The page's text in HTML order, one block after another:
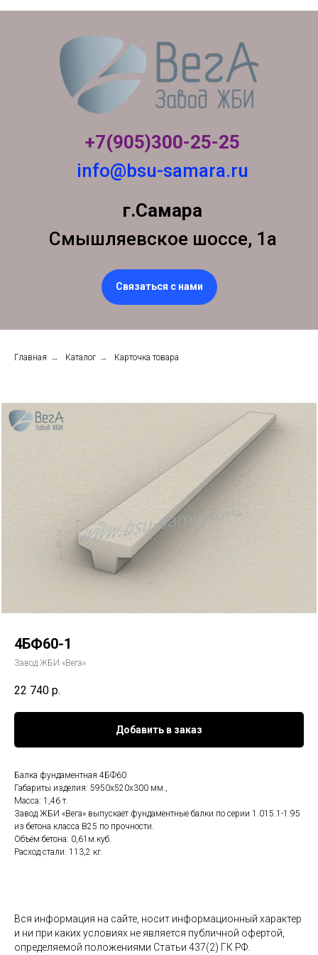
+7(905)300-25-25
info@bsu-samara.ru
г.Самара
Смышляевское шоссе, 1а
Связаться с нами
Главная → Каталог → Карточка товара
4БФ60-1
Завод ЖБИ «Вега»
22 740 р.
Добавить в заказ
Балка фундаментная 4БФ60
Габариты изделия: 5950x520x300 мм.,
Масса: 1,46 т.
Завод ЖБИ «Вега» выпускает фундаментные балки по серии 1.015.1-1.95
из бетона класса B25 по прочности.
Объём бетона: 0,61м.куб.
Расход стали: 113,2 кг.
Вся информация на сайте, носит информационный характер
и ни при каких условиях не является публичной офертой,
определяемой положениями Статьи 437(2) ГК РФ.